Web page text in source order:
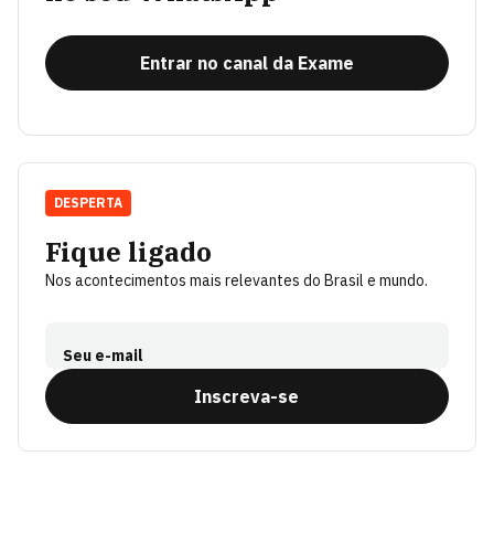
Entrar no canal da Exame
Fique ligado
Nos acontecimentos mais relevantes do Brasil e mundo.
Seu e-mail
Inscreva-se
DESPERTA